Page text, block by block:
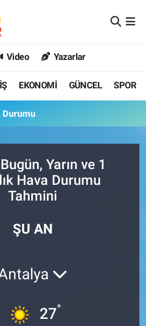
Video Yazarlar
EKONOMİ GÜNCEL SPOR
Durumu
Yarın ve 1
Hava Durumu
Tahmini
ŞU AN
27°
Eczaneler
Vakitleri
Haritası
Durumu ve Fikstür